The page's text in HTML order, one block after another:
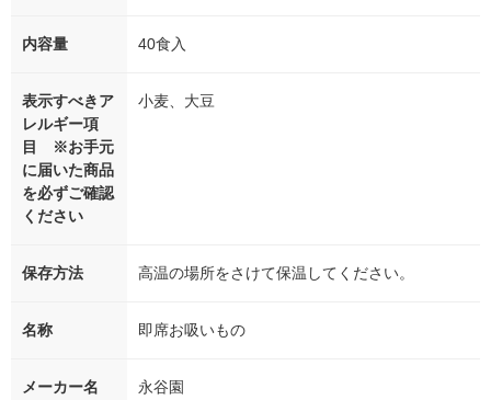
内容量 40食入
表示すべきア
レルギー項
目 ※お手元
に届いた商品
を必ずご確認
ください
小麦、大豆
保存方法 高温の場所をさけて保温してください。
名称 即席お吸いもの
メーカー名 永谷園